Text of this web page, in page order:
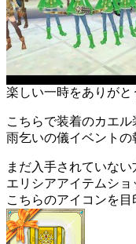
楽しい一時をありがと
こちらで装着のカエル
雨乞いの儀イベントの
まだ入手されていない
エリシアアイテムショ
こちらのアイコンを目